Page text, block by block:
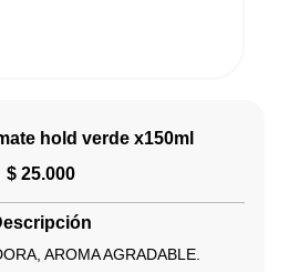
hold verde x150ml
$ 25.000
AROMA AGRADABLE.